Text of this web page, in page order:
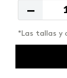
－
*Las tallas y